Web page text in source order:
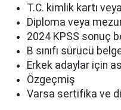
T.C. kimlik kartı
Diploma veya
2024 KPSS sonuç
B sınıfı sürücü
Erkek adaylar için
Özgeçmiş
Varsa sertifika ve